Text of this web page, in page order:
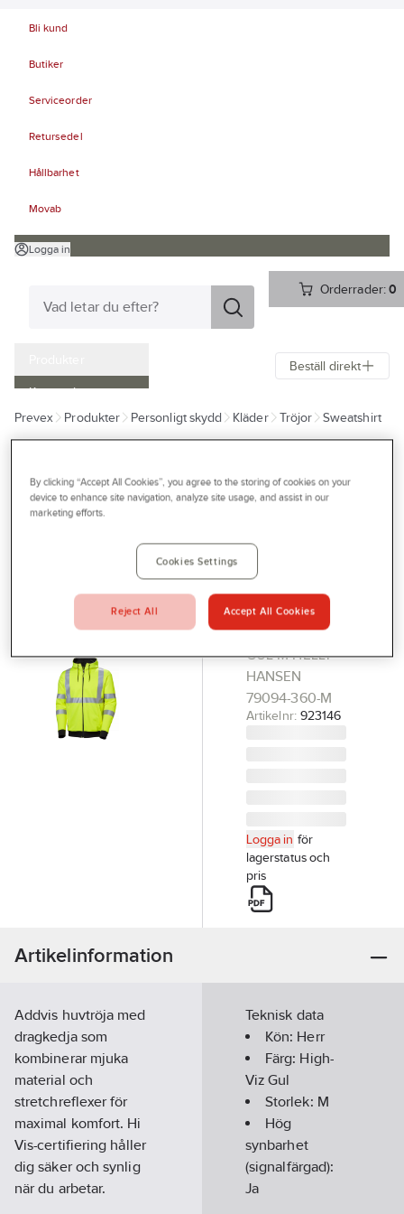
Bli kund
Butiker
Serviceorder
Retursedel
Hållbarhet
Movab
Logga in
Orderrader:0
Kampanjer
Outlet
Bli kund
Aktuellt
Serviceverkstad
Movab
Beställ direkt
Prevex Produkter Personligt skydd Kläder Tröjor Sweatshirt
Huvtröja
Helly
Addvis
HOODTRÖJA
ZIP ADDVIS
GUL M HELLY
HANSEN
79094-360-M
Artikelnr: 923146
Logga in för
lagerstatus och
pris
Artikelinformation
Addvis huvtröja med
dragkedja som
kombinerar mjuka
material och
stretchreflexer för
maximal komfort. Hi
Vis-certifiering håller
dig säker och synlig
när du arbetar.
Teknisk data
Kön: Herr
Färg: High-
Viz Gul
Storlek: M
Hög
synbarhet
(signalfärgad):
Ja
By clicking “Accept All Cookies”, you agree to the storing of cookies on your
device to enhance site navigation, analyze site usage, and assist in our
marketing efforts.
Cookies Settings
Reject All Accept All Cookies